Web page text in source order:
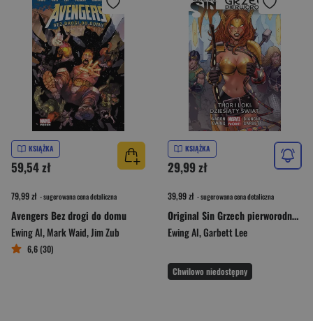
KSIĄŻKA
59,54 zł
79,99 zł - sugerowana cena detaliczna
Avengers Bez drogi do domu
Ewing Al,Mark Waid,Jim Zub
6,6 (30)
KSIĄŻKA
29,99 zł
39,99 zł - sugerowana cena detaliczna
Original Sin Grzech pierworodny Thor i Loki
Ewing Al,Garbett Lee
Chwilowo niedostępny